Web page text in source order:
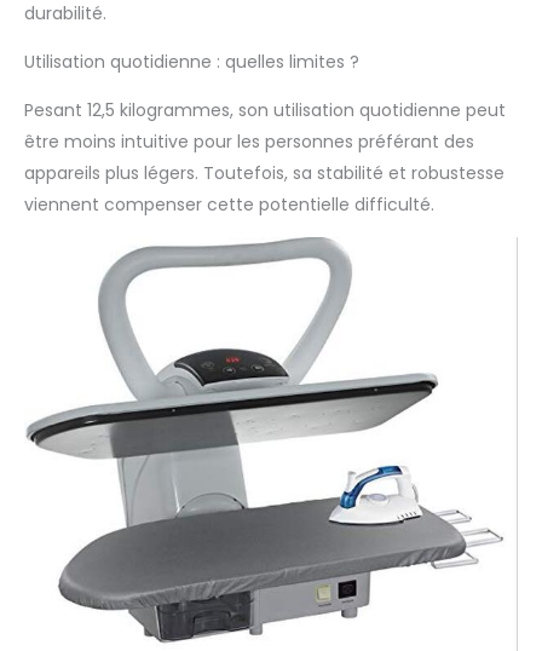
Excellent service
Comprend une
fixation en fer
intégrée gratuite pour
repasser les petits
plis (voir les photos),
cartouche de filtre à
eau anti-calcaire
gratuite, une housse
de rechange
(chiffon) et un sous-
feutre en mousse de
rechange (tampon
éponge de fer).
Speedypress, basée
au Royaume-Uni,
importe et fabrique
du matériel de
repassage depuis
plus de 40 ans Peut
être utilisé comme
presse à sec totale
durabilité.
Utilisation quotidienne : quelles limites ?
Pesant 12,5 kilogrammes, son utilisation quotidienne peut
être moins intuitive pour les personnes préférant des
appareils plus légers. Toutefois, sa stabilité et robustesse
viennent compenser cette potentielle difficulté.